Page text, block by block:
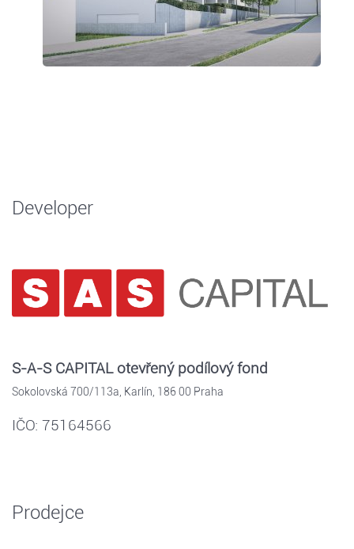
Developer
S-A-S CAPITAL otevřený podílový fond
Sokolovská 700/113a, Karlín, 186 00 Praha
IČO: 75164566
Prodejce